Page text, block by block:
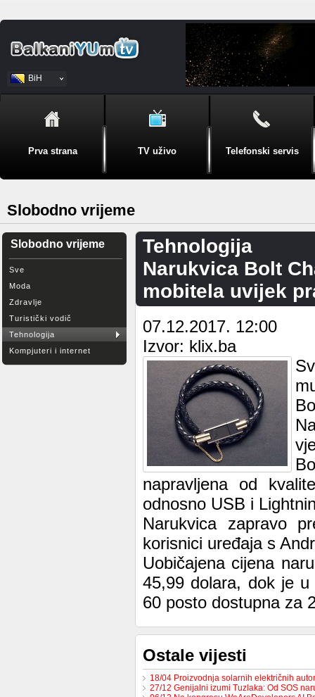
BiH
Srpski
Prva strana TV uživo Telefonski servis
Slobodno vrijeme
Slobodno vrijeme
Sve
Moda
Zdravlje
Turistički vodič
Tehnologija
Kompjuteri i internet
Tehnologija
Narukvica Bolt
mobitela uvijek
07.12.2017. 12:00
Izvor: klix.ba
napravljena od
odnosno USB i
Narukvica zapravo
korisnici uređaja s
Uobičajena cijena
45,99 dolara, dok je u
60 posto dostupna za
Ostale vijesti
18/04 Proizvodnja solarnih električnih
27/12 Genijalni izumi Tuzlaka: Od SOS